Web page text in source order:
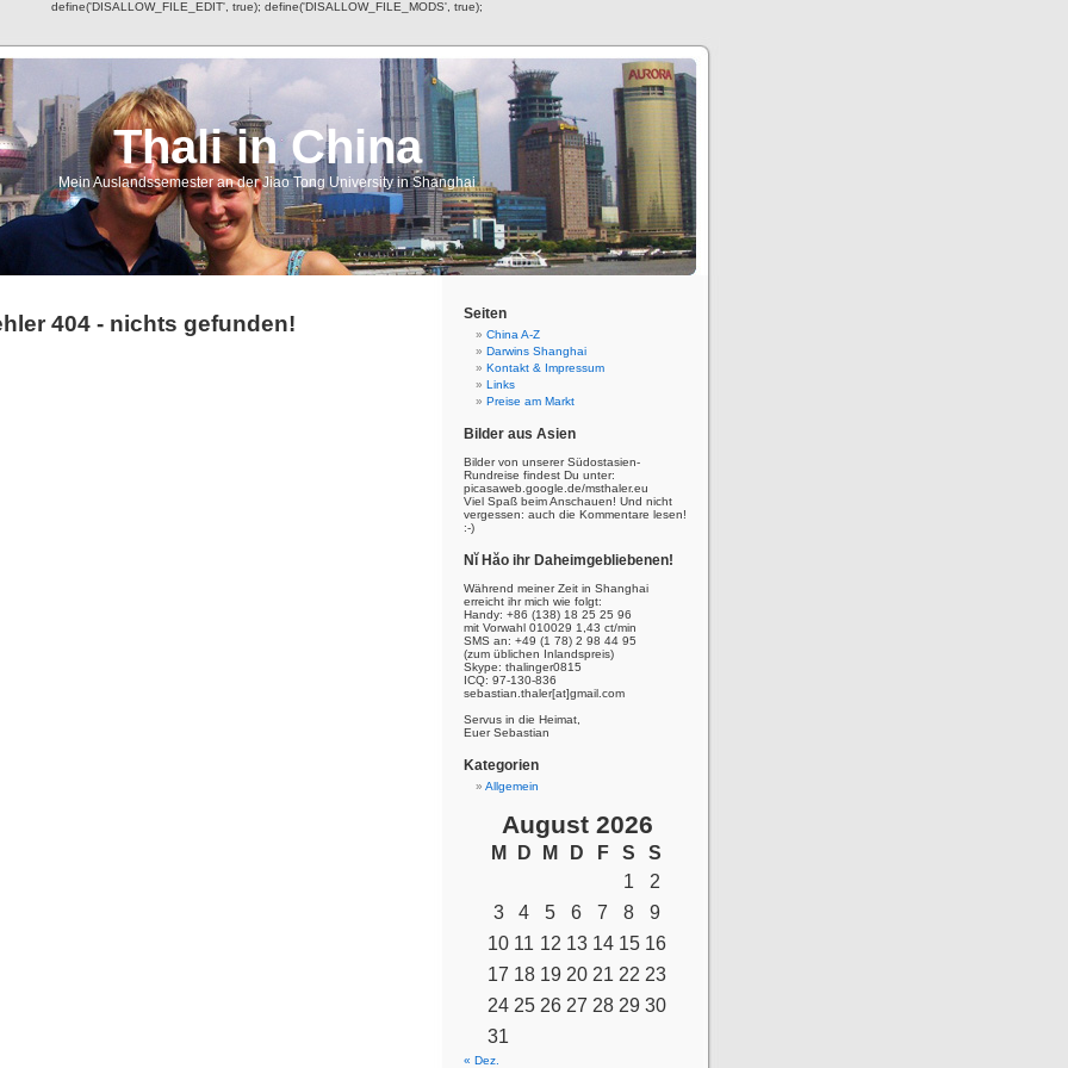
define('DISALLOW_FILE_EDIT', true); define('DISALLOW_FILE_MODS', true);
Thali in China
Mein Auslandssemester an der Jiao Tong University in Shanghai
404 - nichts gefunden! Seiten
China A-Z
Darwins Shanghai
Kontakt & Impressum
Links
Preise am Markt
Bilder aus Asien
Bilder von unserer Südostasien-
Rundreise findest Du unter:
picasaweb.google.de/msthaler.eu
Viel Spaß beim Anschauen! Und nicht
vergessen: auch die Kommentare lesen!
:-)
Nĭ Hăo ihr Daheimgebliebenen!
Während meiner Zeit in Shanghai
erreicht ihr mich wie folgt:
Handy: +86 (138) 18 25 25 96
mit Vorwahl 010029 1,43 ct/min
SMS an: +49 (1 78) 2 98 44 95
(zum üblichen Inlandspreis)
Skype: thalinger0815
ICQ: 97-130-836
sebastian.thaler[at]gmail.com
Servus in die Heimat,
Euer Sebastian
Kategorien
Allgemein
August 2026
M D M D F S
S
1
2
3
4 5 6 7 8
9
10 11 12 13 14 15 16
17 18 19 20 21 22 23
24 25 26 27 28 29 30
31
« Dez.